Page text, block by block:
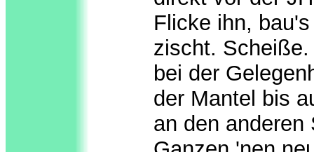
Flicke ihn,
zischt.
bei der
der Mantel bis
an den anderen